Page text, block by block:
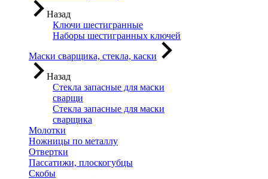
Назад
Ключи шестигранные
Наборы шестигранных ключей
Маски сварщика, стекла, каски
Назад
Стекла запасные для маски
сварщи
Стекла запасные для маски
сварщика
Молотки
Ножницы по металлу
Отвертки
Пассатижи, плоскогубцы
Скобы